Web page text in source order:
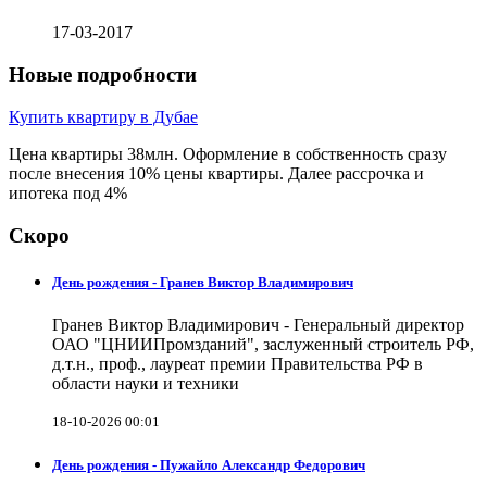
17-03-2017
Новые подробности
Купить квартиру в Дубае
Цена квартиры 38млн. Оформление в собственность сразу
после внесения 10% цены квартиры. Далее рассрочка и
ипотека под 4%
Скоро
День рождения - Гранев Виктор Владимирович
Гранев Виктор Владимирович - Генеральный директор
ОАО "ЦНИИПромзданий", заслуженный строитель РФ,
д.т.н., проф., лауреат премии Правительства РФ в
области науки и техники
18-10-2026 00:01
День рождения - Пужайло Александр Федорович